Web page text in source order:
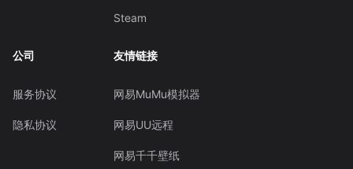
Steam
公司
服务协议
隐私协议
友情链接
网易MuMu模拟器
网易UU远程
网易千千壁纸